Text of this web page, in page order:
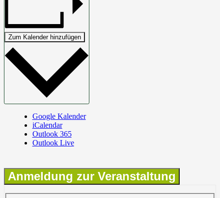
Zum Kalender hinzufügen
Google Kalender
iCalendar
Outlook 365
Outlook Live
Anmeldung zur Veranstaltung